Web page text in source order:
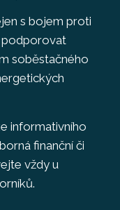
s bojem proti
podporovat
soběstačného
informativního
finanční či
vždy u